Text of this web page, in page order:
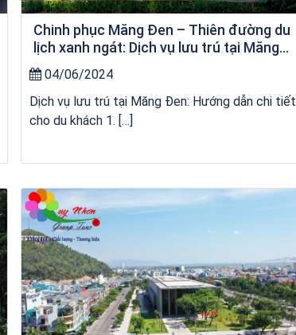
Chinh phục Măng Đen – Thiên đường du
lịch xanh ngát: Dịch vụ lưu trú tại Măng
Đen
04/06/2024
Dịch vụ lưu trú tại Măng Đen: Hướng dẫn chi tiết
cho du khách 1. […]
Tour Đảo Lý Sơn